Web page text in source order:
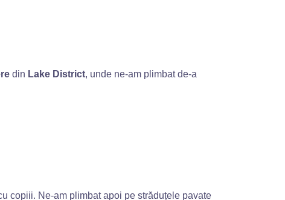
din Lake District, unde ne-am plimbat de-a
copiii. Ne-am plimbat apoi pe străduțele pavate